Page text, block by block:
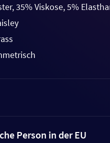
35% Viskose, 5%
Person in der EU